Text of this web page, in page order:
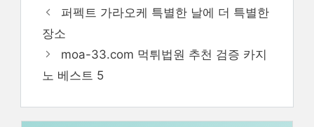
퍼펙트 가라오케 특별한 날에 더 특별한
장소
moa-33.com 먹튀법원 추천 검증 카지
노 베스트 5